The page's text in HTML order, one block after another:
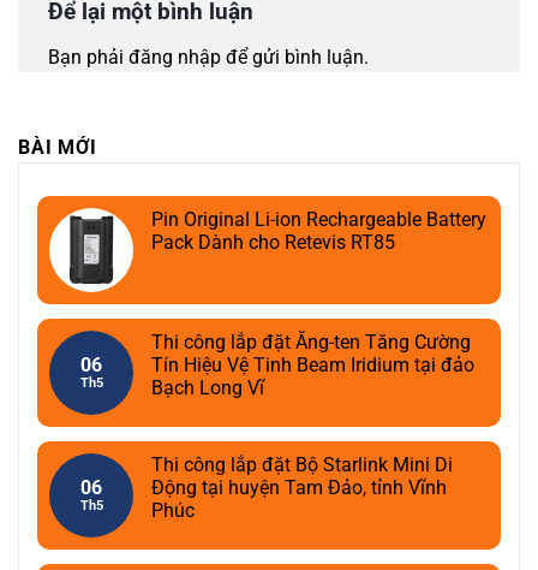
Để lại một bình luận
Bạn phải đăng nhập để gửi bình luận.
BÀI MỚI
Pin Original Li-ion Rechargeable Battery
Pack Dành cho Retevis RT85
06
Th5
Thi công lắp đặt Ăng-ten Tăng Cường
Tín Hiệu Vệ Tinh Beam Iridium tại đảo
Bạch Long Vĩ
06
Th5
Thi công lắp đặt Bộ Starlink Mini Di
Động tại huyện Tam Đảo, tỉnh Vĩnh
Phúc